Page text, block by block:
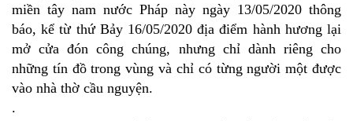
miền tây nam nước Pháp này ngày 13/05/2020 thông
báo, kể từ thứ Bảy 16/05/2020 địa điểm hành hương lại
mở cửa đón công chúng, nhưng chỉ dành riêng cho
những tín đồ trong vùng và chỉ có từng người một được
vào nhà thờ cầu nguyện.
.